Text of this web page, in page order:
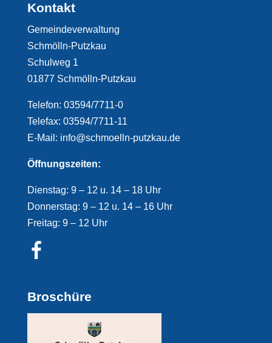
Kontakt
Gemeindeverwaltung
Schmölln-Putzkau
Schulweg 1
01877 Schmölln-Putzkau
Telefon: 03594/7711-0
Telefax: 03594/7711-11
E-Mail: info@schmoelln-putzkau.de
Öffnungszeiten:
Dienstag: 9 – 12 u. 14 – 18 Uhr
Donnerstag: 9 – 12 u. 14 – 16 Uhr
Freitag: 9 – 12 Uhr
Broschüre